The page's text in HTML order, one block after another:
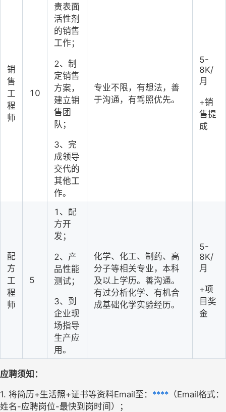
销
售
工
程
师
10
责表面
活性剂
的销售
工作 ；
2、制
定销售
方案，
建立销
售团
队；
3、完
成领导
交代的
其他工
作。
专业不限，有想法，善
于沟通，有驾照优先。
5-
8K/
月
+销
售提
成
配
方
工
程
师
5
1、配
方开
发；
2、产
品性能
测试；
3、到
企业现
场指导
生产应
用。
化学、化工、制药、高
分子等相关专业，本科
及以上学历。善沟通。
有过分析化学、有机合
成基础化学实验经历。
5-
8K/
月
+项
目奖
金
应聘须知：
1. 将简历+生活照+证书等资料Email至： **** （Email格式：
姓名-应聘岗位-最快到岗时间）；